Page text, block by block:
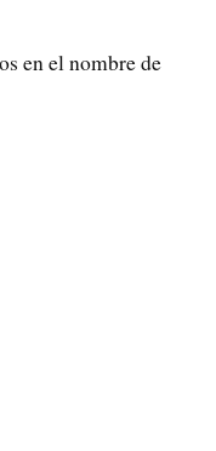
en el nombre de